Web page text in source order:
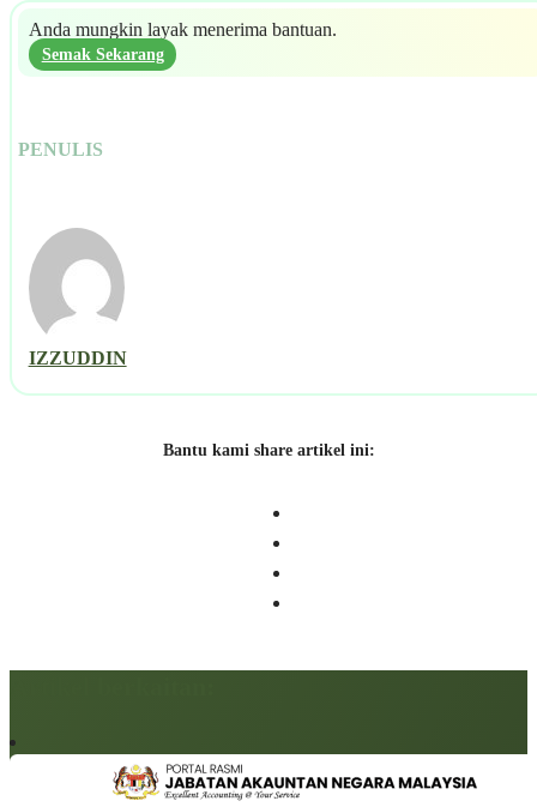
Anda mungkin layak menerima bantuan.
Semak Sekarang
PENULIS
IZZUDDIN
Bantu kami share artikel ini: